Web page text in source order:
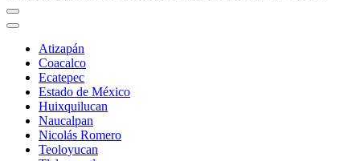
Atizapán
Coacalco
Ecatepec
Estado de México
Huixquilucan
Naucalpan
Nicolás Romero
Teoloyucan